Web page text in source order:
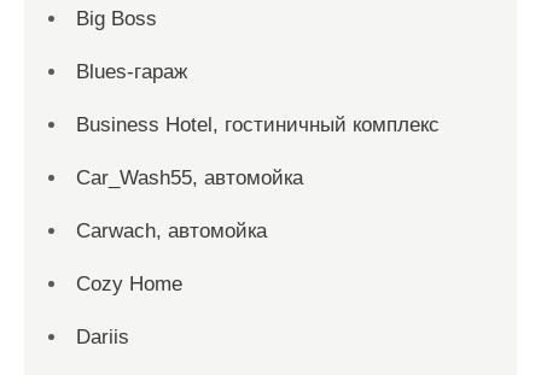
Big Boss
Blues-гараж
Business Hotel, гостиничный комплекс
Car_Wash55, автомойка
Carwach, автомойка
Cozy Home
Dariis